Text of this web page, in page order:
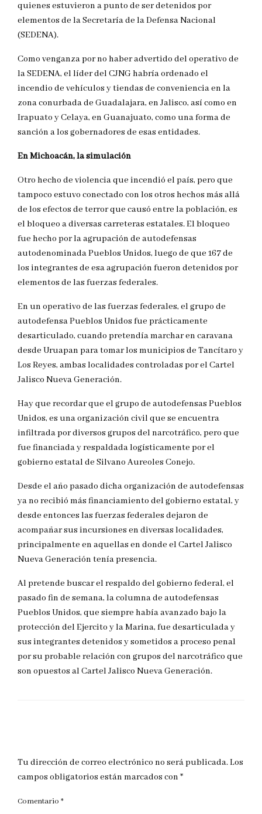
quienes estuvieron a punto de ser detenidos por
elementos de la Secretaría de la Defensa Nacional
(SEDENA).
Como venganza por no haber advertido del operativo de
la SEDENA, el líder del CJNG habría ordenado el
incendio de vehículos y tiendas de conveniencia en la
zona conurbada de Guadalajara, en Jalisco, así como en
Irapuato y Celaya, en Guanajuato, como una forma de
sanción a los gobernadores de esas entidades.
En Michoacán, la simulación
Otro hecho de violencia que incendió el país, pero que
tampoco estuvo conectado con los otros hechos más allá
de los efectos de terror que causó entre la población, es
el bloqueo a diversas carreteras estatales. El bloqueo
fue hecho por la agrupación de autodefensas
autodenominada Pueblos Unidos, luego de que 167 de
los integrantes de esa agrupación fueron detenidos por
elementos de las fuerzas federales.
En un operativo de las fuerzas federales, el grupo de
autodefensa Pueblos Unidos fue prácticamente
desarticulado, cuando pretendía marchar en caravana
desde Uruapan para tomar los municipios de Tancítaro y
Los Reyes, ambas localidades controladas por el Cartel
Jalisco Nueva Generación.
Hay que recordar que el grupo de autodefensas Pueblos
Unidos, es una organización civil que se encuentra
infiltrada por diversos grupos del narcotráfico, pero que
fue financiada y respaldada logísticamente por el
gobierno estatal de Silvano Aureoles Conejo.
Desde el año pasado dicha organización de autodefensas
ya no recibió más financiamiento del gobierno estatal, y
desde entonces las fuerzas federales dejaron de
acompañar sus incursiones en diversas localidades,
principalmente en aquellas en donde el Cartel Jalisco
Nueva Generación tenía presencia.
Al pretende buscar el respaldo del gobierno federal, el
pasado fin de semana, la columna de autodefensas
Pueblos Unidos, que siempre había avanzado bajo la
protección del Ejercito y la Marina, fue desarticulada y
sus integrantes detenidos y sometidos a proceso penal
por su probable relación con grupos del narcotráfico que
son opuestos al Cartel Jalisco Nueva Generación.
Tu dirección de correo electrónico no será publicada.Los
campos obligatorios están marcados con *
Comentario *